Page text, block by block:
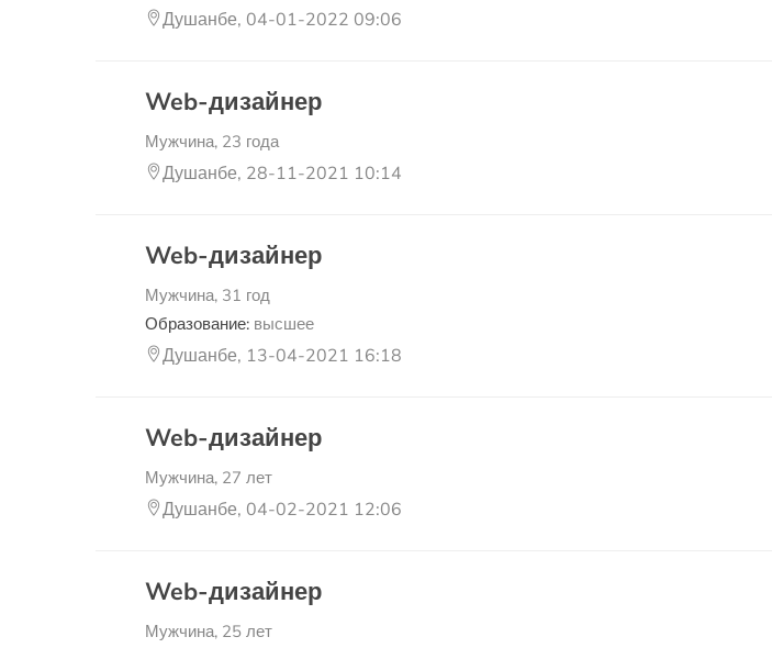
Душанбе, 04-01-2022 09:06
Web-дизайнер
Мужчина, 23 года
Душанбе, 28-11-2021 10:14
Web-дизайнер
Мужчина, 31 год
Образование: высшее
Душанбе, 13-04-2021 16:18
Web-дизайнер
Мужчина, 27 лет
Душанбе, 04-02-2021 12:06
Web-дизайнер
Мужчина, 25 лет